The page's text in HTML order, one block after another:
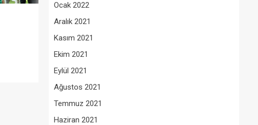
Ocak 2022
Aralık 2021
Kasım 2021
Ekim 2021
Eylül 2021
Ağustos 2021
Temmuz 2021
Haziran 2021